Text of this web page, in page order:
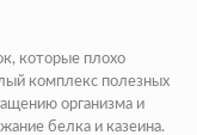
которые плохо
комплекс полезных
организма и
белка и казеина.